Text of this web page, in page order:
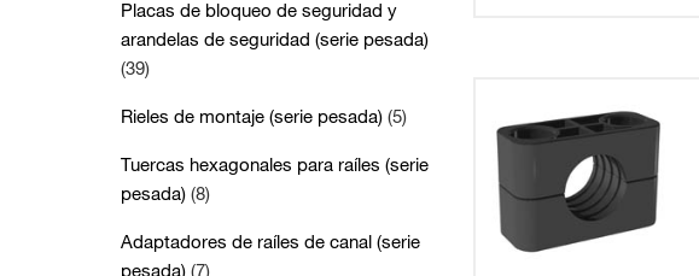
Placas de bloqueo de seguridad y
arandelas de seguridad (serie pesada)
(39)
Rieles de montaje (serie pesada) (5)
Tuercas hexagonales para raíles (serie
pesada) (8)
Adaptadores de raíles de canal (serie
pesada) (7)